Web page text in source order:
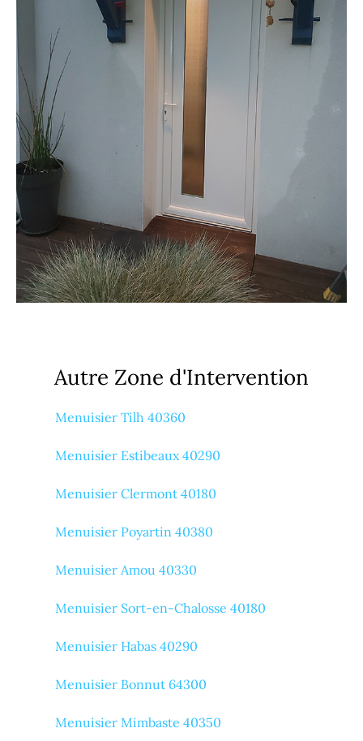
Autre Zone d'Intervention
Menuisier Tilh 40360
Menuisier Estibeaux 40290
Menuisier Clermont 40180
Menuisier Poyartin 40380
Menuisier Amou 40330
Menuisier Sort-en-Chalosse 40180
Menuisier Habas 40290
Menuisier Bonnut 64300
Menuisier Mimbaste 40350